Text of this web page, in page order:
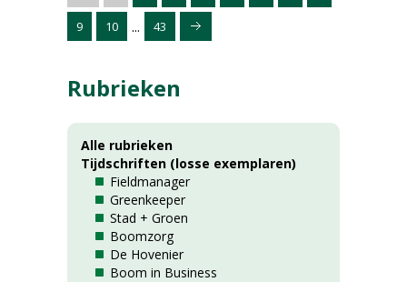
9 10 ... 43
Rubrieken
Alle rubrieken
Tijdschriften (losse exemplaren)
Fieldmanager
Greenkeeper
Stad + Groen
Boomzorg
De Hovenier
Boom in Business